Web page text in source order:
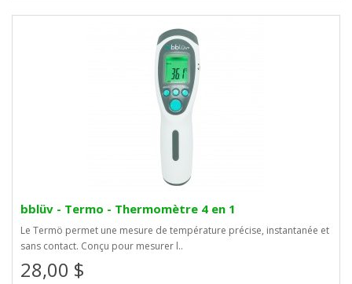
bblüv - Termo - Thermomètre 4 en 1
Le Termö permet une mesure de température précise, instantanée et
sans contact. Conçu pour mesurer l..
28,00 $